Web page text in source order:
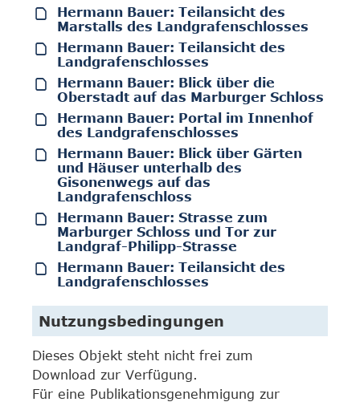
Hermann Bauer: Teilansicht des
Marstalls des Landgrafenschlosses
Hermann Bauer: Teilansicht des
Landgrafenschlosses
Hermann Bauer: Blick über die
Oberstadt auf das Marburger Schloss
Hermann Bauer: Portal im Innenhof
des Landgrafenschlosses
Hermann Bauer: Blick über Gärten
und Häuser unterhalb des
Gisonenwegs auf das
Landgrafenschloss
Hermann Bauer: Strasse zum
Marburger Schloss und Tor zur
Landgraf-Philipp-Strasse
Hermann Bauer: Teilansicht des
Landgrafenschlosses
Nutzungsbedingungen
Dieses Objekt steht nicht frei zum
Download zur Verfügung.
Für eine Publikationsgenehmigung zur